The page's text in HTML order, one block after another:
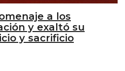
a los
y exaltó su
y sacrificio